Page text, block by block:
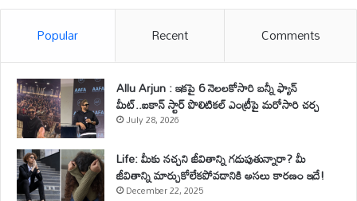
Popular Recent Comments
Allu Arjun : ఇకపై 6 నెలలకోసారి బన్నీ ఫ్యాన్
మీట్..ఐకాన్ స్టార్ పొలిటికల్ ఎంట్రీపై మరోసారి చర్చ
July 28, 2026
Life: మీకు నచ్చని జీవితాన్ని గడుపుతున్నారా? మీ
జీవితాన్ని మార్చుకోలేకపోవడానికి అసలు కారణం ఇదే!
December 22, 2025